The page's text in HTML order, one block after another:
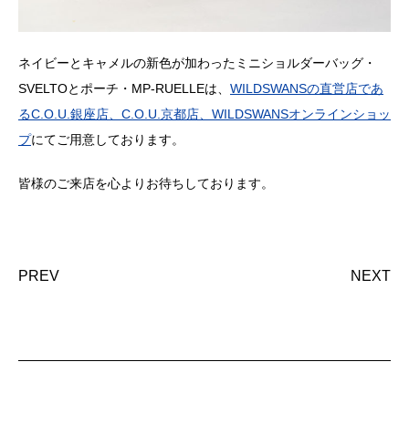
ネイビーとキャメルの新色が加わったミニショルダーバッグ・
SVELTOとポーチ・MP-RUELLEは、 WILDSWANSの直営店であ
るC.O.U.銀座店、C.O.U.京都店、WILDSWANSオンラインショッ
プにてご用意しております。
皆様のご来店を心よりお待ちしております。
PREV NEXT